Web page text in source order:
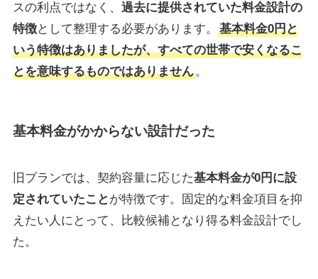
スの利点ではなく、 過去に提供されていた料金設計の
特徴として整理する必要があります。
基本料金0円と
いう特徴はありましたが、すべての世帯で安くなるこ
とを意味するものではありません。
基本料金がかからない設計だった
旧プランでは、契約容量に応じた基本料金が0円に設
定されていたこと が特徴です。固定的な料金項目を抑
えたい人にとって、比較候補となり得る料金設計でし
た。